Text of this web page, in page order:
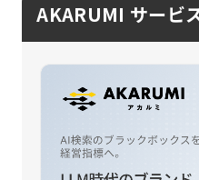
AKARUMI サービ